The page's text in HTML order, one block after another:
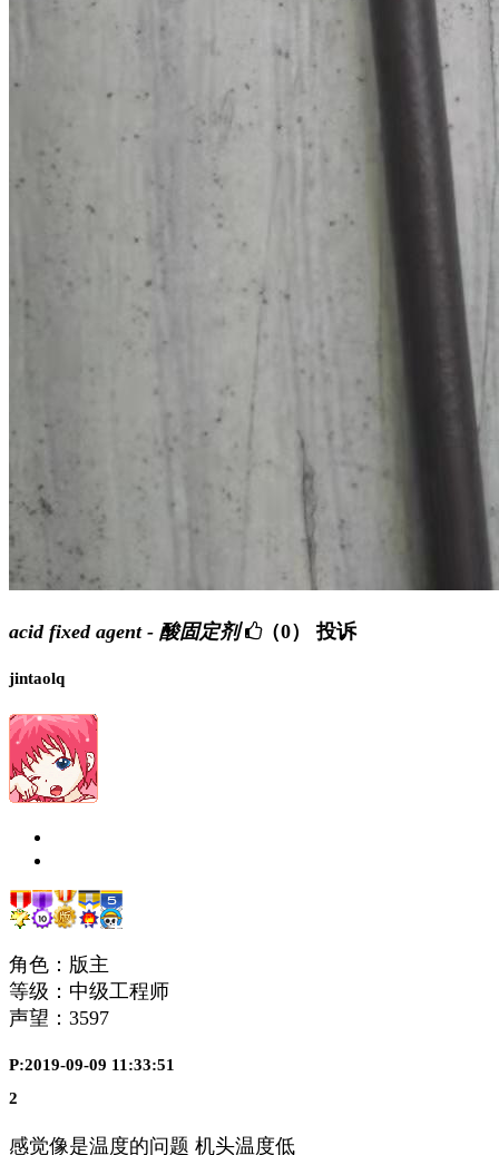
acid fixed agent - 酸固定剂 （0） 投诉
jintaolq
角色：版主
等级：中级工程师
声望： 3597
P:2019-09-09 11:33:51
2
感觉像是温度的问题 机头温度低